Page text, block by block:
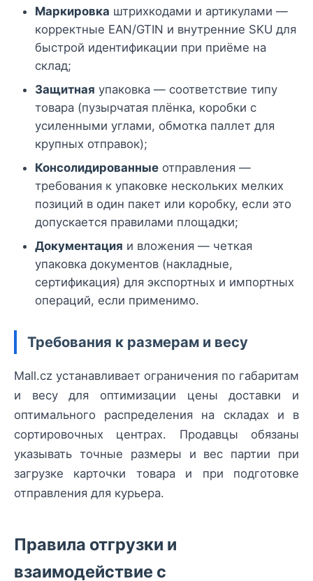
Маркировка штрихкодами и артикулами —
корректные EAN/GTIN и внутренние SKU для
быстрой идентификации при приёме на
склад;
Защитная упаковка — соответствие типу
товара (пузырчатая плёнка, коробки с
усиленными углами, обмотка паллет для
крупных отправок);
Консолидированные отправления —
требования к упаковке нескольких мелких
позиций в один пакет или коробку, если это
допускается правилами площадки;
Документация и вложения — четкая
упаковка документов (накладные,
сертификация) для экспортных и импортных
операций, если применимо.
Требования к размерам и весу
Mall.cz устанавливает ограничения по габаритам
и весу для оптимизации цены доставки и
оптимального распределения на складах и в
сортировочных центрах. Продавцы обязаны
указывать точные размеры и вес партии при
загрузке карточки товара и при подготовке
отправления для курьера.
Правила отгрузки и
взаимодействие с